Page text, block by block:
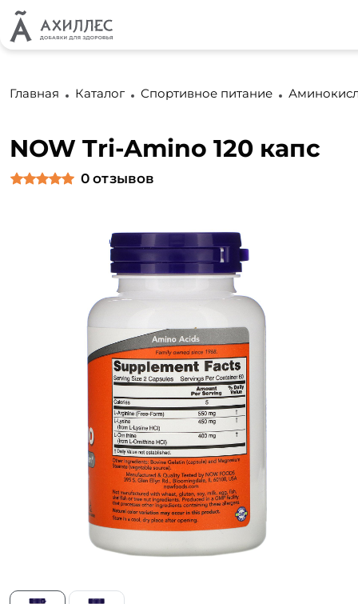
Главная Каталог Спортивное питание
NOW Tri-Amino 120 капс
0 отзывов